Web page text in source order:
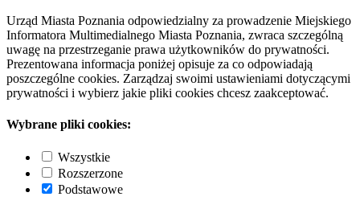
Urząd Miasta Poznania odpowiedzialny za prowadzenie Miejskiego
Informatora Multimedialnego Miasta Poznania, zwraca szczególną
uwagę na przestrzeganie prawa użytkowników do prywatności.
Prezentowana informacja poniżej opisuje za co odpowiadają
poszczególne cookies. Zarządzaj swoimi ustawieniami dotyczącymi
prywatności i wybierz jakie pliki cookies chcesz zaakceptować.
Wybrane pliki cookies:
Wszystkie
Rozszerzone
Podstawowe